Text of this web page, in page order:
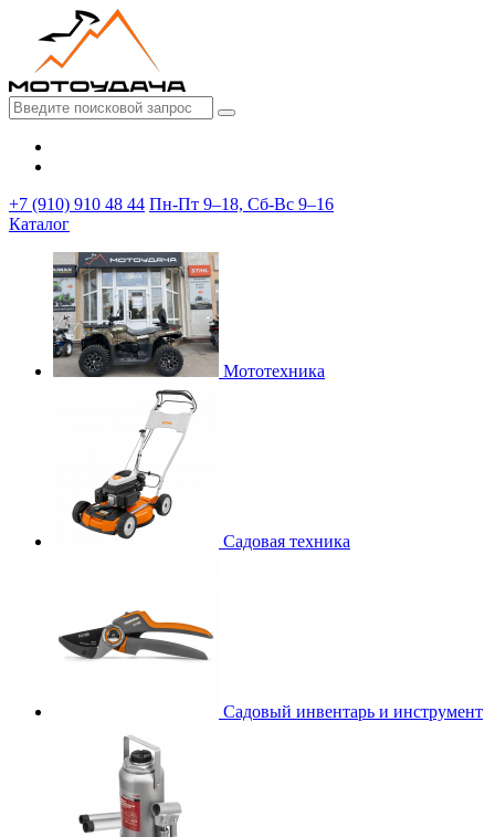
+7 (910) 910 48 44 Пн-Пт 9–18, Сб-Вс 9–16
Каталог
Мототехника
Садовая техника
Садовый инвентарь и инструмент